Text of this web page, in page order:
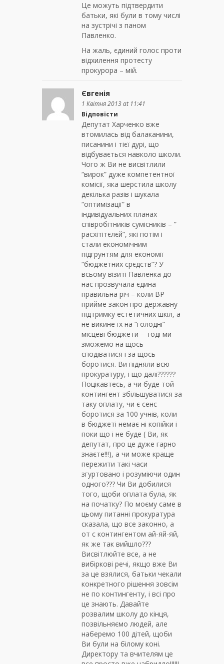
Це можуть підтвердити
батьки, які були в тому числі
на зустрічі з паном
Павленко.
На жаль, єдиний голос проти
відхилення протесту
прокурора – мій.
Євгенія
1 Квітня 2013 at 11:41
Відповісти
Депутат Харченко вже
втомилась від балаканини,
писанини і тієї дурі, що
відбувається навколо школи.
Чого ж Ви не висвітлили
“вирок” дуже компетентної
комісії, яка шерстила школу
декілька разів і шукала
“оптимізації” в
індивідуальних планах
співробітників сумісників – ”
расхітітєлєй”, які потім і
стали економічним
підгрунтям для економії
“бюджетних срєдств”? У
всьому візиті Павленка до
нас прозвучала єдина
правильна річ – коли ВР
прийме закон про державну
підтримку естетичних шкіл, а
не викине їх на “голодні”
місцеві бюджети – тоді ми
зможемо на щось
сподіватися і за щось
боротися. Ви підняли всю
прокуратуру, і що далі??????
Поцікавтесь, а чи буде той
контингент збільшуватися за
таку оплату, чи є сенс
боротися за 100 учнів, коли
в бюджеті немає ні копійки і
поки що і не буде ( Ви, як
депутат, про це дуже гарно
знаєте!!!), а чи може краще
пережити такі часи
згуртовано і розуміючи один
одного??? Чи Ви добилися
того, щоби оплата була, як
на початку? По моєму саме в
цьому питанні прокуратура
сказала, що все законно, а
от с контингентом ай-яй-яй,
як же так вийшло???
Висвітлюйте все, а не
вибіркові речі, якщо вже Ви
за це взялися, батьки чекали
конкретного рішення зовсім
не по контингенту, і всі про
це знають. Давайте
розвалим школу до кінця,
позвільняємо людей, але
наберемо 100 дітей, щоби
Ви були на білому коні.
Директору та вчителям це